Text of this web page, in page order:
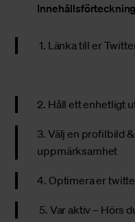
Innehållsförteckning
1. Länka till er
2. Håll ett enhetligt
3. Välj en profilbild
uppmärksamhet
4. Optimera er
5. Var aktiv – Hörs